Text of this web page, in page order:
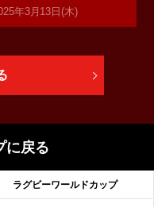
年3月13日(木)
に戻る
ラグビーワールドカップ